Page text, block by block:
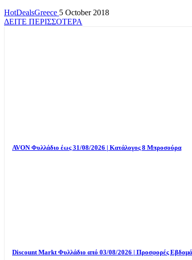
HotDealsGreece 5 October 2018
ΔΕΙΤΕ ΠΕΡΙΣΣΟΤΕΡΑ
AVON Φυλλάδιο έως 31/08/2026 | Κατάλογος 8 Μπροσούρα
Discount Markt Φυλλάδιο από 03/08/2026 | Προσφορές